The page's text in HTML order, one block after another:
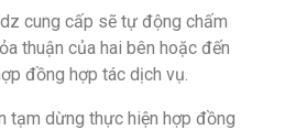
cung cấp sẽ tự động chấm
thuận của hai bên hoặc đến
đồng hợp tác dịch vụ.
tạm dừng thực hiện hợp đồng